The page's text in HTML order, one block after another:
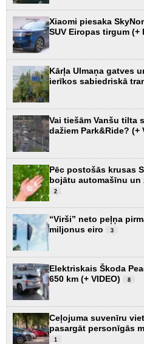
Xiaomi piesaka
SUV Eiropas tirgum (+
Kārļa Ulmaņa gatves
ierīkos sabiedriskā
Vai tiešām Vanšu tilta
dažiem Park&Ride? (+
Pēc postošās krusas
bojātu automašīnu un
2
“Virši” neto peļņa
miljonus eiro
3
Elektriskais Škoda
650 km (+ VIDEO)
8
Ceļojuma suvenīru
pasargāt personīgās
1